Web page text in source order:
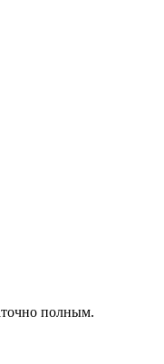
полным.